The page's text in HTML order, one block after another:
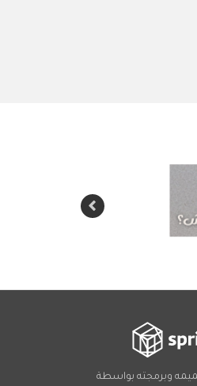
وبرمجته بواسطة